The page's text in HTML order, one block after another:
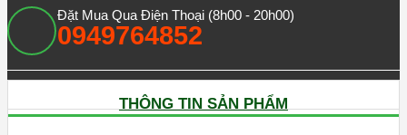
Đặt Mua Qua Điện Thoại (8h00 - 20h00)
0949764852
THÔNG TIN SẢN PHẨM